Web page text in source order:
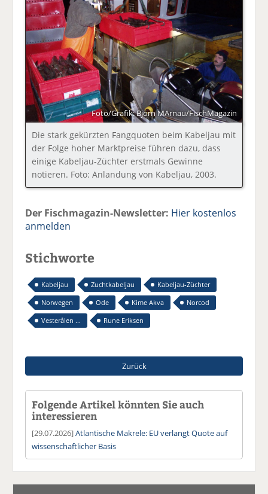
Foto/Grafik: Björn MArnau/FischMagazin
Die stark gekürzten Fangquoten beim Kabeljau mit
der Folge hoher Marktpreise führen dazu, dass
einige Kabeljau-Züchter erstmals Gewinne
notieren. Foto: Anlandung von Kabeljau, 2003.
Der Fischmagazin-Newsletter: Hier kostenlos
anmelden
Stichworte
Kabeljau Zuchtkabeljau
Kabeljau-Züchter
Norwegen
Ode Kime Akva
Norcod
Vesterålen ...
Rune Eriksen
Zurück
Folgende Artikel könnten Sie auch
interessieren
[29.07.2026]Atlantische Makrele: EU verlangt Quote auf
wissenschaftlicher Basis